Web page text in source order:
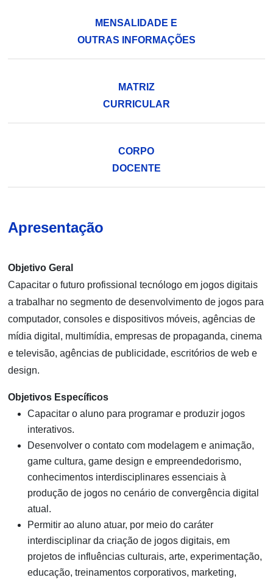
MENSALIDADE E
OUTRAS INFORMAÇÕES
MATRIZ
CURRICULAR
CORPO
DOCENTE
Apresentação
Objetivo Geral
Capacitar o futuro profissional tecnólogo em jogos digitais
a trabalhar no segmento de desenvolvimento de jogos para
computador, consoles e dispositivos móveis, agências de
mídia digital, multimídia, empresas de propaganda, cinema
e televisão, agências de publicidade, escritórios de web e
design.
Objetivos Específicos
Capacitar o aluno para programar e produzir jogos
interativos.
Desenvolver o contato com modelagem e animação,
game cultura, game design e empreendedorismo,
conhecimentos interdisciplinares essenciais à
produção de jogos no cenário de convergência digital
atual.
Permitir ao aluno atuar, por meio do caráter
interdisciplinar da criação de jogos digitais, em
projetos de influências culturais, arte, experimentação,
educação, treinamentos corporativos, marketing,